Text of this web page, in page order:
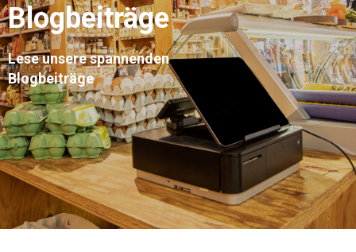
Blogbeiträge
Lese unsere spannenden
Blogbeiträge